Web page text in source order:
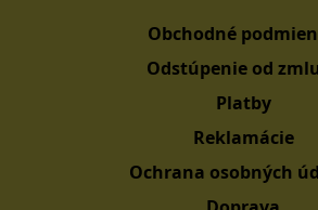
Obchodné
Odstúpenie od
Platby
Reklamácie
Ochrana osobných